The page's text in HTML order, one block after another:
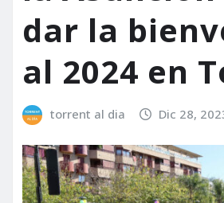
dar la
al 2024 en
torrent al dia Dic 28,